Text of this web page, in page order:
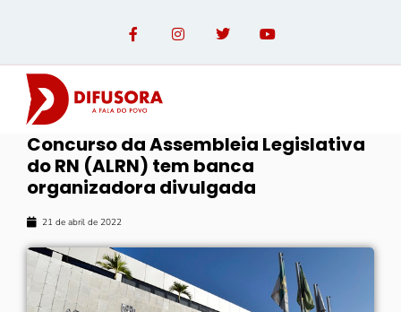
Concurso da Assembleia Legislativa
do RN (ALRN) tem banca
organizadora divulgada
21 de abril de 2022